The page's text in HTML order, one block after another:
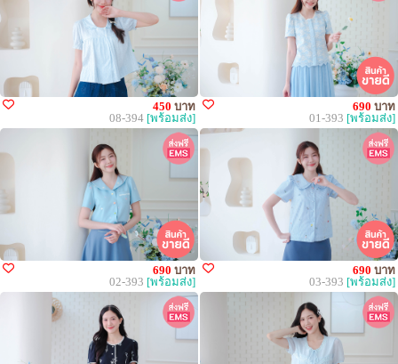
450 บาท
08-394 [พร้อมส่ง]
690 บาท
01-393 [พร้อมส่ง]
690 บาท
02-393 [พร้อมส่ง]
690 บาท
03-393 [พร้อมส่ง]